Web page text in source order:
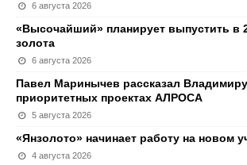
6 августа 2026
«Высочайший» планирует выпустить в
золота
6 августа 2026
Павел Маринычев рассказал
приоритетных проектах АЛРОСА
5 августа 2026
«Янзолото» начинает работу на новом
4 августа 2026